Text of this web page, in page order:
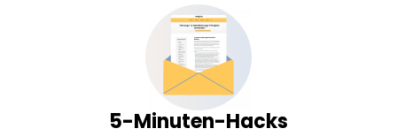
5-Minuten-Hacks